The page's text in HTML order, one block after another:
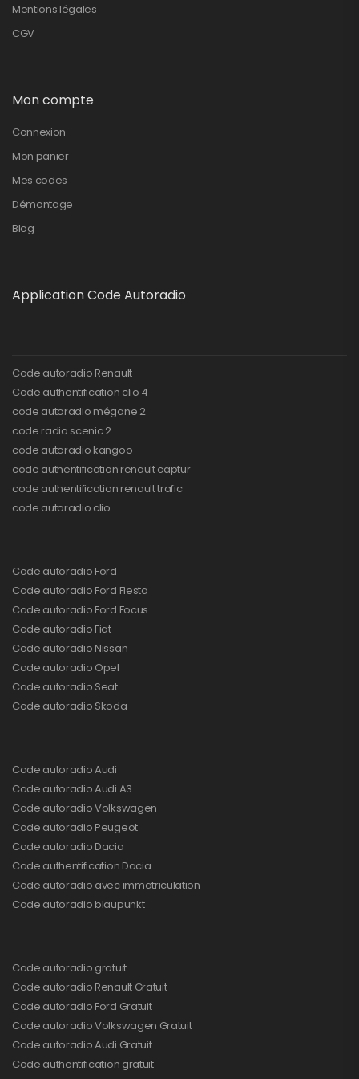
Mentions légales
CGV
Mon compte
Connexion
Mon panier
Mes codes
Démontage
Blog
Application Code Autoradio
Code autoradio Renault
Code authentification clio 4
code autoradio mégane 2
code radio scenic 2
code autoradio kangoo
code authentification renault captur
code authentification renault trafic
code autoradio clio
Code autoradio Ford
Code autoradio Ford Fiesta
Code autoradio Ford Focus
Code autoradio Fiat
Code autoradio Nissan
Code autoradio Opel
Code autoradio Seat
Code autoradio Skoda
Code autoradio Audi
Code autoradio Audi A3
Code autoradio Volkswagen
Code autoradio Peugeot
Code autoradio Dacia
Code authentification Dacia
Code autoradio avec immatriculation
Code autoradio blaupunkt
Code autoradio gratuit
Code autoradio Renault Gratuit
Code autoradio Ford Gratuit
Code autoradio Volkswagen Gratuit
Code autoradio Audi Gratuit
Code authentification gratuit